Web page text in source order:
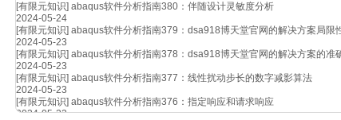
[有限元知识] abaqus软件分析指南380：伴随设计灵敏度分析
2024-05-24
[有限元知识] abaqus软件分析指南379：dsa918博天堂官网的解决方案局限
2024-05-23
[有限元知识] abaqus软件分析指南378：dsa918博天堂官网的解决方案的准
2024-05-23
[有限元知识] abaqus软件分析指南377：线性扰动步长的数字减影算法
2024-05-23
[有限元知识] abaqus软件分析指南376：指定响应和请求响应
2024-05-22